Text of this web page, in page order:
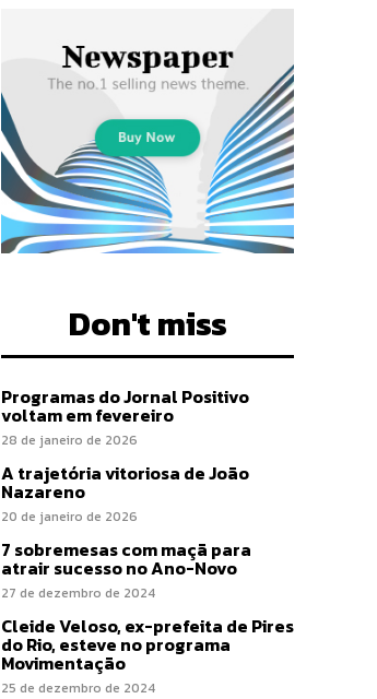
Don't miss
Programas do Jornal Positivo
voltam em fevereiro
28 de janeiro de 2026
A trajetória vitoriosa de João
Nazareno
20 de janeiro de 2026
7 sobremesas com maçã para
atrair sucesso no Ano-Novo
27 de dezembro de 2024
Cleide Veloso, ex-prefeita de Pires
do Rio, esteve no programa
Movimentação
25 de dezembro de 2024